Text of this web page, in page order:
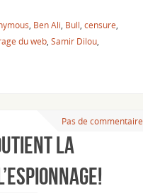
Ben Ali Bull censure
du web Samir Dilou
Pas de commentaire
la